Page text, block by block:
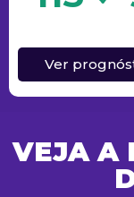
Ver
VEJA A